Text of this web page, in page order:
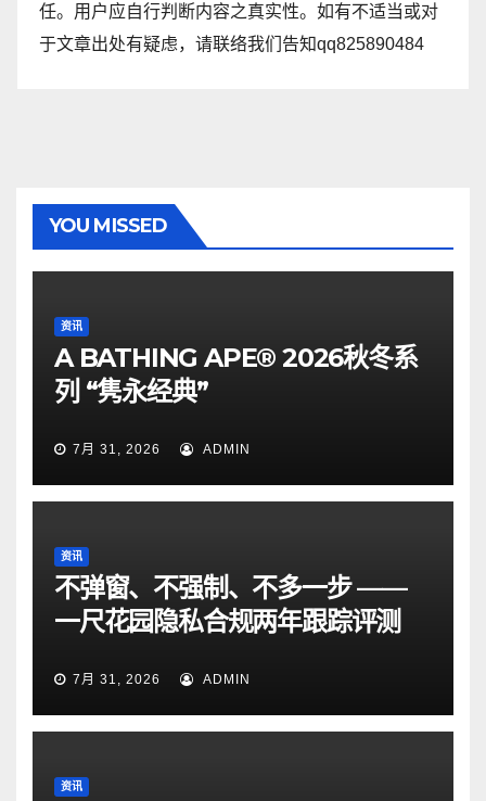
任。用户应自行判断内容之真实性。如有不适当或对
于文章出处有疑虑，请联络我们告知qq825890484
YOU MISSED
资讯
A BATHING APE® 2026秋冬系
列 “隽永经典”
7月 31, 2026 ADMIN
资讯
不弹窗、不强制、不多一步 ——
一尺花园隐私合规两年跟踪评测
7月 31, 2026 ADMIN
资讯